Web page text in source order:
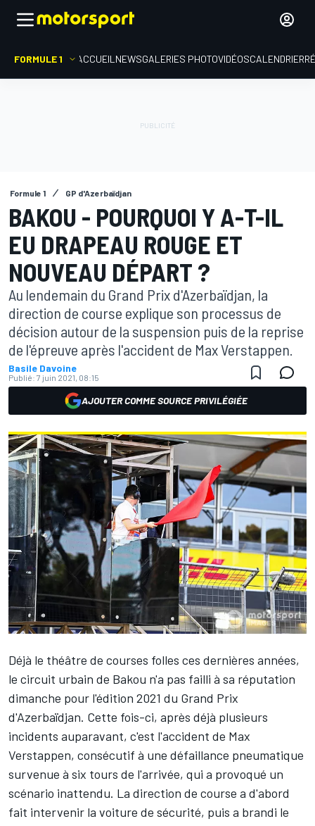
FORMULE 1 ACCUEIL NEWSGALERIES PHOTOVIDÉOSCALENDRIER
Formule 1 GP d'Azerbaïdjan
BAKOU - POURQUOI Y A-T-IL
EU DRAPEAU ROUGE ET
NOUVEAU DÉPART ?
Au lendemain du Grand Prix d'Azerbaïdjan, la
direction de course explique son processus de
décision autour de la suspension puis de la reprise
de l'épreuve après l'accident de Max Verstappen.
Basile Davoine
Publié: 7 juin 2021, 08:15
AJOUTER COMME SOURCE PRIVILÉGIÉE
Déjà le théâtre de courses folles ces dernières années,
le circuit urbain de Bakou n'a pas failli à sa réputation
dimanche pour l'édition 2021 du Grand Prix
d'Azerbaïdjan. Cette fois-ci, après déjà plusieurs
incidents auparavant, c'est l'accident de Max
Verstappen, consécutif à une défaillance pneumatique
survenue à six tours de l'arrivée, qui a provoqué un
scénario inattendu. La direction de course a d'abord
fait intervenir la voiture de sécurité, puis a brandi le